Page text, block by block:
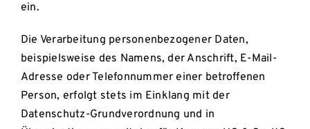
ein.
Die Verarbeitung personenbezogener Daten,
beispielsweise des Namens, der Anschrift, E-Mail-
Adresse oder Telefonnummer einer betroffenen
Person, erfolgt stets im Einklang mit der
Datenschutz-Grundverordnung und in